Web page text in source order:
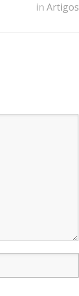
inArtigos